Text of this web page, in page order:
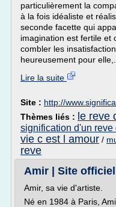
particulièrement la
à la fois idéaliste et
seconde facette qui
imagination est fertile et
combler les
heureusement pour elle,...
Lire la suite
Site : http://
Thèmes liés : le reve
signification d'un reve
vie c est l amour /
reve
Amir | Site officiel
Amir, sa vie d'artiste.
Né en 1984 à Paris,